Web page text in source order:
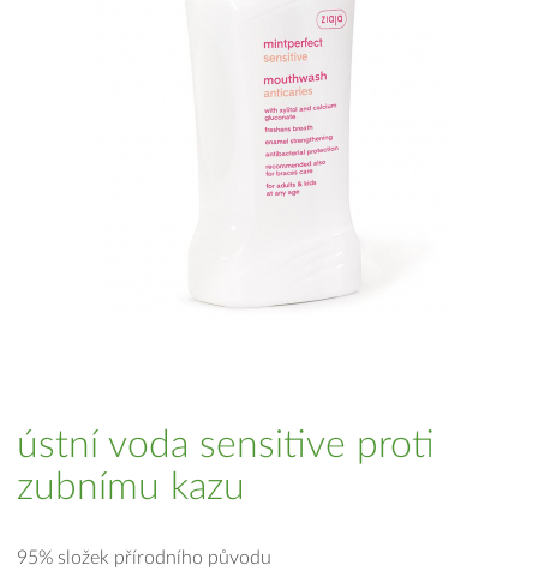
ústní voda sensitive proti
zubnímu kazu
95% složek přírodního původu